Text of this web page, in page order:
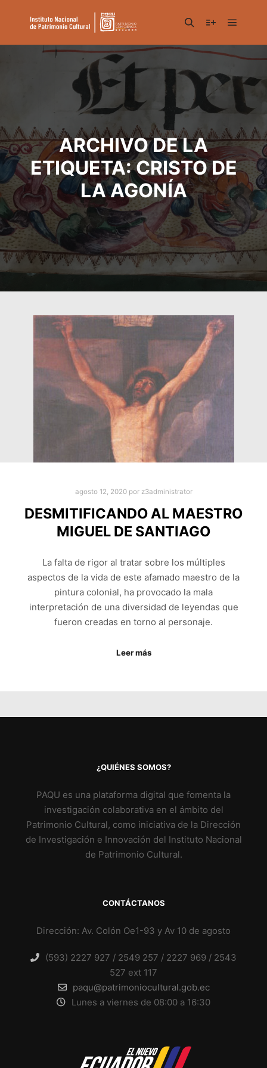
ARCHIVO DE LA
ETIQUETA:CRISTO DE
LA AGONÍA
agosto 12, 2020por z3administrator
DESMITIFICANDO AL MAESTRO
MIGUEL DE SANTIAGO
La falta de rigor al tratar sobre los múltiples
aspectos de la vida de este afamado maestro de la
pintura colonial, ha provocado la mala
interpretación de una diversidad de leyendas que
fueron creadas en torno al personaje.
Leer más
¿QUIÉNES SOMOS?
PAQU es una plataforma digital que fomenta la
investigación colaborativa en el ámbito del
Patrimonio Cultural, como iniciativa de la Dirección
de Investigación e Innovación del Instituto Nacional
de Patrimonio Cultural.
CONTÁCTANOS
Dirección: Av. Colón Oe1-93 y Av 10 de agosto
(593) 2227 927 / 2549 257 / 2227 969 / 2543
527 ext 117
paqu@patrimoniocultural.gob.ec
Lunes a viernes de 08:00 a 16:30